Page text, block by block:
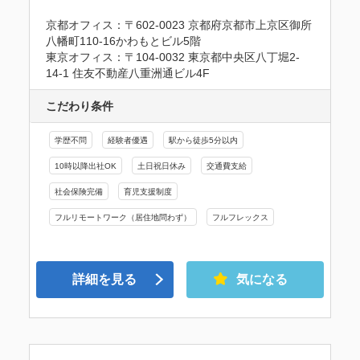
京都オフィス：〒602-0023 京都府京都市上京区御所
八幡町110-16かわもとビル5階
東京オフィス：〒104-0032 東京都中央区八丁堀2-
14-1 住友不動産八重洲通ビル4F
こだわり条件
学歴不問 経験者優遇 駅から徒歩5分以内
10時以降出社OK 土日祝日休み 交通費支給
社会保険完備 育児支援制度
フルリモートワーク（居住地問わず） フルフレックス
詳細を見る 気になる